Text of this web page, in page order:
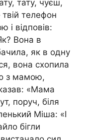
тату, чуєш,
телефон
і відповів:
Вона в
як в одну
вона схопила
з мамою,
«Мама
поруч, біля
Міша: «І
бігли